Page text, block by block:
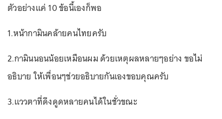
ตัวอย่างแค่ 10 ข้อนี้เองก็พอ
1.หน้ากามินคล้ายคนไทยครับ
2.กามินนอนน้อยเหมือนผม ด้วยเหตุผลหลายๆอย่าง ขอไม่
อธิบาย ให้เพื่อนๆช่วยอธิบายกันเองขอบคุณครับ
3.แววตาที่ดึงดูดหลายคนได้ในชั่วขณะ